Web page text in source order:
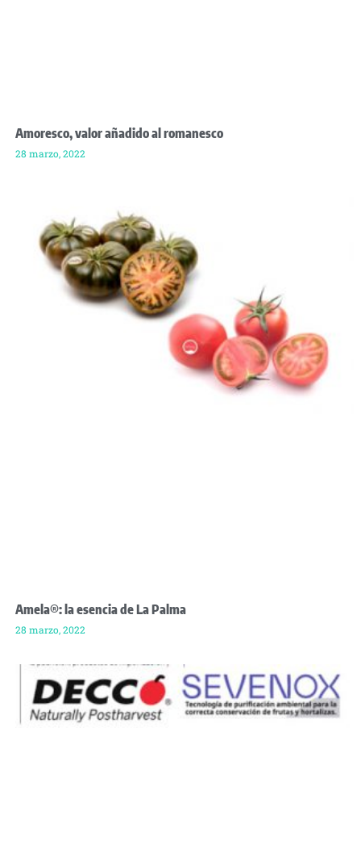
Amoresco, valor añadido al romanesco
28 marzo, 2022
Amela®: la esencia de La Palma
28 marzo, 2022